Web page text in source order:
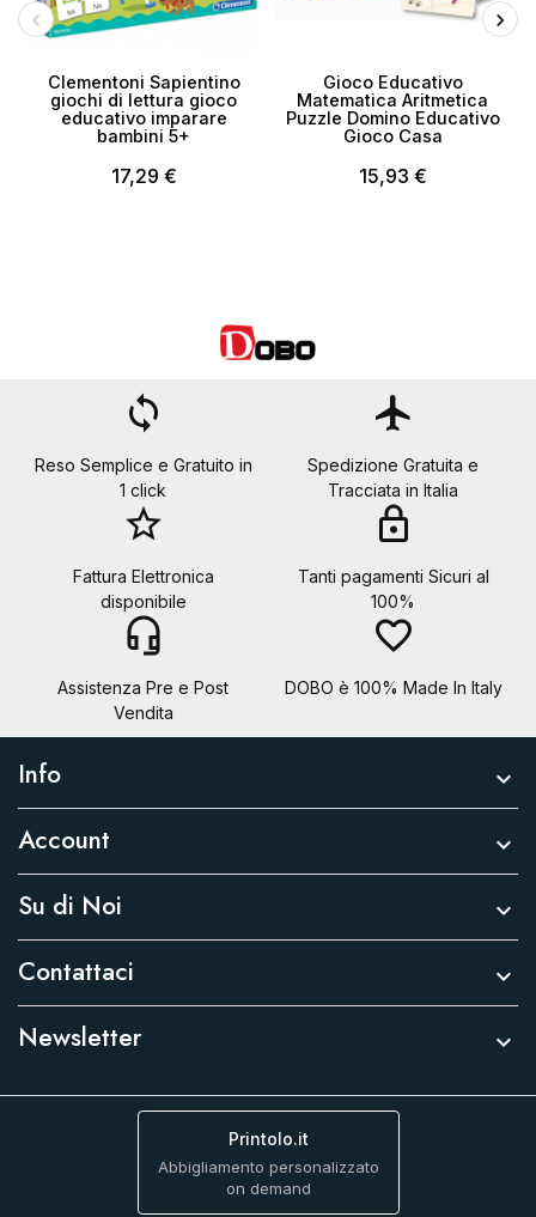
Clementoni Sapientino
giochi di lettura gioco
educativo imparare
bambini 5+
17,29 €
Gioco Educativo
Matematica Aritmetica
Puzzle Domino Educativo
Gioco Casa
15,93 €
loop
Reso Semplice e Gratuito in
1 click
flight
Spedizione Gratuita e
Tracciata in Italia
star_border
Fattura Elettronica
disponibile
lock
Tanti pagamenti Sicuri al
100%
headset_mic
Assistenza Pre e Post
Vendita
favorite_border
DOBO è 100% Made In Italy
Info 
Account 
Su di Noi 
Contattaci 
Newsletter 
Printolo.it
Abbigliamento personalizzato
on demand